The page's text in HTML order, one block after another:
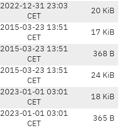
2022-12-31 23:03
CET
20 KiB
2015-03-23 13:51
CET
17 KiB
2015-03-23 13:51
CET
368 B
2015-03-23 13:51
CET
24 KiB
2023-01-01 03:01
CET
18 KiB
2023-01-01 03:01
CET
365 B